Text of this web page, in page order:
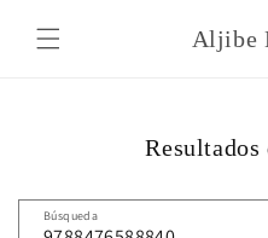
directamente
al contenido
Aljibe
Resultados
Búsqueda